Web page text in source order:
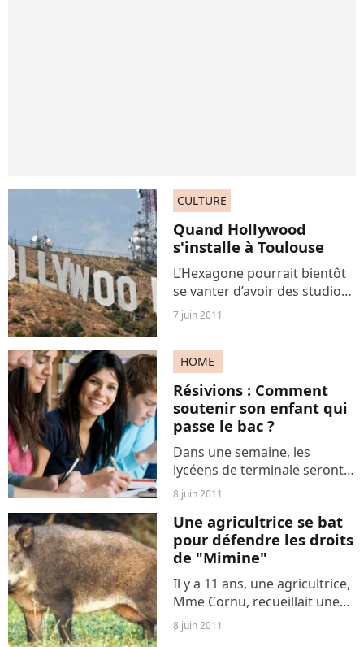
CULTURE
Quand Hollywood
s'installe à Toulouse
L’Hexagone pourrait bientôt
se vanter d’avoir des studios
de cinéma dignes
d’Hollywood. En effet, « un
américain souhaiterait
reconvertir une ancienne
base militaire...
7 juin 2011
HOME
Résivions : Comment
soutenir son enfant qui
passe le bac ?
Dans une semaine, les
lycéens de terminale seront
au comble du stress, dans la
salle d’examen, devant leur
premier sujet de bac. Pour
les parents, le stress a déjà
commencé, affolés...
8 juin 2011
Une agricultrice se bat
pour défendre les droits
de "Mimine"
Il y a 11 ans, une agricultrice,
Mme Cornu, recueillait une
laie qui venait d'être
renversée par une voiture.
8 juin 2011